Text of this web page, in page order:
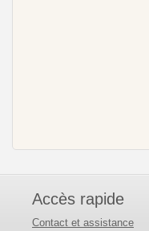
Accès rapide
Contact et assistance